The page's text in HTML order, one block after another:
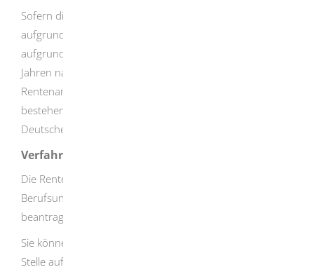
Sofern die Minderung der Erwerbsfähigkeit zum Beispiel
aufgrund einer Wehr- oder Zivildienstbeschädigung,
aufgrund eines Arbeitsunfalls oder innerhalb von sechs
Jahren nach einer Ausbildung eingetreten ist, kann ein
Rentenanspruch unter erleichterten Bedingungen
bestehen. Lassen Sie sich gegebenenfalls bei der
Deutschen Rentenversicherung beraten.
Verfahrensablauf
Die Rente wegen teilweiser Erwerbsminderung bei
Berufsunfähigkeit müssen Sie schriftlich oder online
beantragen.
Sie können Ihren Rentenantrag auch bei der zuständigen
Stelle aufnehmen lassen.